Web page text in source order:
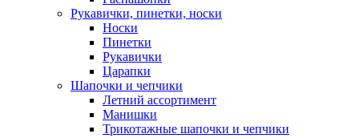
Рукавички, пинетки, носки
Носки
Пинетки
Рукавички
Царапки
Шапочки и чепчики
Летний ассортимент
Манишки
Трикотажные шапочки и чепчики